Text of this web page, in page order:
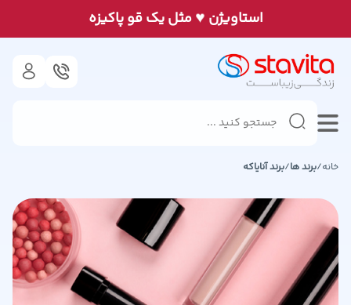
استاويژن ♥مثل يک قو پاكيزه
خانه/برند ها/برندآنایاکه